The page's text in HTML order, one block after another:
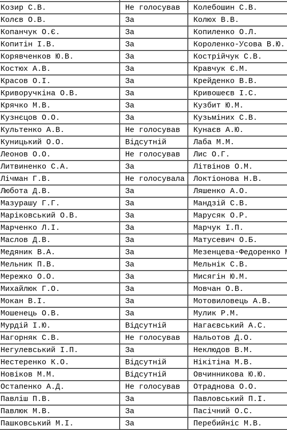
Козир С.В.
Не голосував Колебошин С.В.
Колєв О.В.
За Колюх В.В.
Копанчук О.Є.
За Копиленко О.Л.
Копитін І.В.
За Короленко-Усова В.Ю.
Корявченков Ю.В.
За Кострійчук С.В.
Костюх А.В.
За Кравчук Є.М.
Красов О.І.
За Крейденко В.В.
Криворучкіна О.В.
За Кривошеєв І.С.
Крячко М.В.
За Кузбит Ю.М.
Кузнєцов О.О.
За Кузьміних С.В.
Культенко А.В.
Не голосував Кунаєв А.Ю.
Куницький О.О.
Відсутній Лаба М.М.
Леонов О.О.
Не голосував Лис О.Г.
Литвиненко С.А.
За Літвінов О.М.
Лічман Г.В.
Не голосувала Локтіонова Н.В.
Любота Д.В.
За Ляшенко А.О.
Мазурашу Г.Г.
За Мандзій С.В.
Маріковський О.В.
За Марусяк О.Р.
Марченко Л.І.
За Марчук І.П.
Маслов Д.В.
За Матусевич О.Б.
Медяник В.А.
За Мезенцева-Федоренко
Мельник П.В.
За Мельнік С.В.
Мережко О.О.
За Мисягін Ю.М.
Михайлюк Г.О.
За Мовчан О.В.
Мокан В.І.
За Мотовиловець А.В.
Мошенець О.В.
За Мулик Р.М.
Мурдій І.Ю.
Відсутній Нагаєвський А.С.
Нагорняк С.В.
Не голосував Нальотов Д.О.
Негулевський І.П.
За Неклюдов В.М.
Нестеренко К.О.
Відсутній Нікітіна М.В.
Новіков М.М.
Відсутній Овчинникова Ю.Ю.
Остапенко А.Д.
Не голосував Отраднова О.О.
Павліш П.В.
За Павловський П.І.
Павлюк М.В.
За Пасічний О.С.
Пашковський М.І.
За Перебийніс М.В.